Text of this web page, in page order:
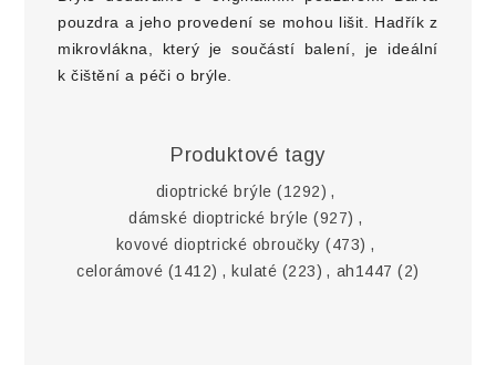
pouzdra a jeho provedení se mohou lišit. Hadřík z
mikrovlákna, který je součástí balení, je ideální
k čištění a péči o brýle.
Produktové tagy
dioptrické brýle (1292) ,
dámské dioptrické brýle (927) ,
kovové dioptrické obroučky (473) ,
celorámové (1412) , kulaté (223) , ah1447 (2)